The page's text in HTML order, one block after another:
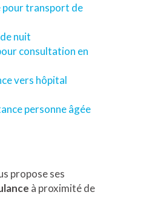
pour transport de
nuit
consultation en
vers hôpital
personne âgée
propose ses
à proximité de